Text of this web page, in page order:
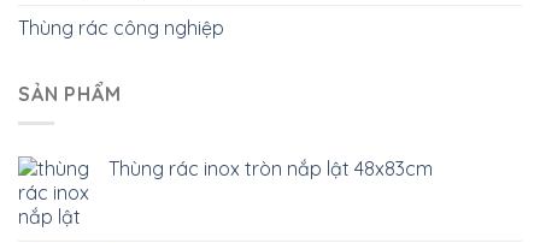
Thùng rác công nghiệp
SẢN PHẨM
Thùng rác inox tròn nắp lật 48x83cm